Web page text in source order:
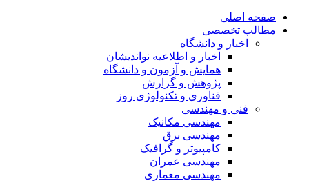
صفحه اصلی
مطالب تخصصی
اخبار و دانشگاه
اخبار و اطلاعیه نواندیشان
همایش و آزمون و دانشگاه
پژوهش و گزارش
فناوری و تکنولوژی روز
فنی و مهندسی
مهندسی مکانیک
مهندسی برق
کامپیوتر و گرافیک
مهندسی عمران
مهندسی معماری